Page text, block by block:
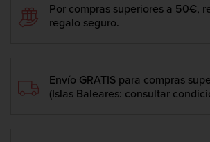
Por compras superiores a 50€,
regalo seguro.
Envío GRATIS para compras
(Islas Baleares: consultar